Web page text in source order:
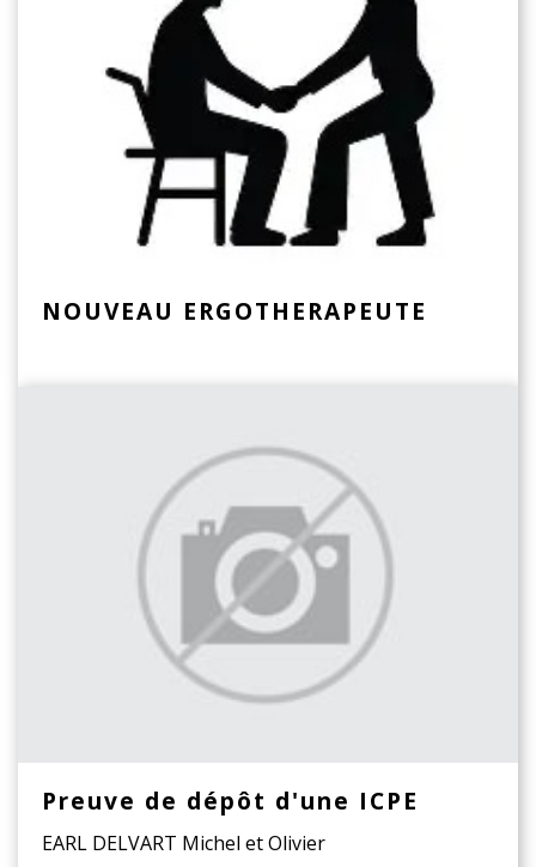
NOUVEAU ERGOTHERAPEUTE
Preuve de dépôt d'une ICPE
EARL DELVART Michel et Olivier